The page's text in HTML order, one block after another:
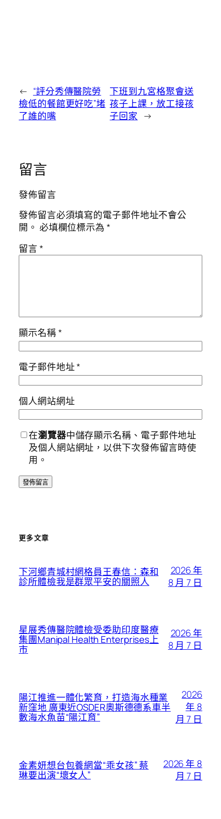
← “評分秀傳醫院勞
檢低的餐館更好吃”堵
了誰的嘴
下班到九宮格聚會送
孩子上課，放工接孩
子回家 →
留言
發佈留言
發佈留言必須填寫的電子郵件地址不會公
開。 必填欄位標示為*
留言*
顯示名稱*
電子郵件地址*
個人網站網址
在瀏覽器中儲存顯示名稱、電子郵件地址
及個人網站網址，以供下次發佈留言時使
用。
更多文章
下河鄉青城村網格員王春信：森和
診所體檢我是群眾平安的關照人
2026 年
8 月 7 日
星展秀傳醫院體檢受委助印度醫療
集團Manipal Health Enterprises上
市
2026 年
8 月 7 日
陽江推進一體化繁育，打造海水種業
新窪地 廣東近OSDER奧斯德德系車半
數海水魚苗“陽江育”
2026
年 8
月 7 日
金素妍想台包養網當“乖女孩” 蔡
琳要出演“壞女人”
2026 年 8
月 7 日